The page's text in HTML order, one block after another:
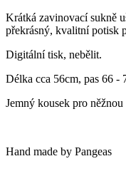
Krátká zavinovací sukně
překrásný, kvalitní potisk
Digitální tisk, nebělit.
Délka cca 56cm, pas 66 -
Jemný kousek pro něžnou
Hand made by Pangeas